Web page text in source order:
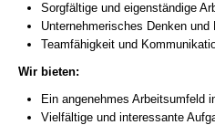
Sorgfältige und eigenständige
Unternehmerisches Denken und
Teamfähigkeit und
Wir bieten:
Ein angenehmes Arbeitsumfeld
Vielfältige und interessante